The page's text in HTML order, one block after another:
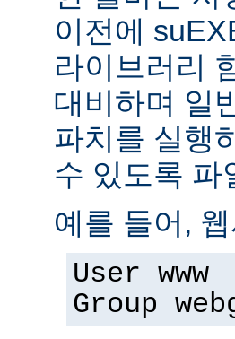
이전에
라이브러리
대비하며 일
파치를 실행
수 있도록 파
예를 들어,
User www
Group